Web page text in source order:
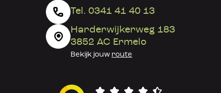
Tel. 0341 41 40 13
Harderwijkerweg 183
3852 AC Ermelo
Bekijk jouw route